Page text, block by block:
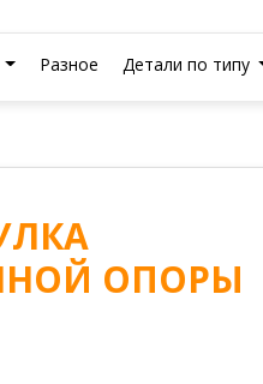
Разное Детали по типу
ОПОРЫ